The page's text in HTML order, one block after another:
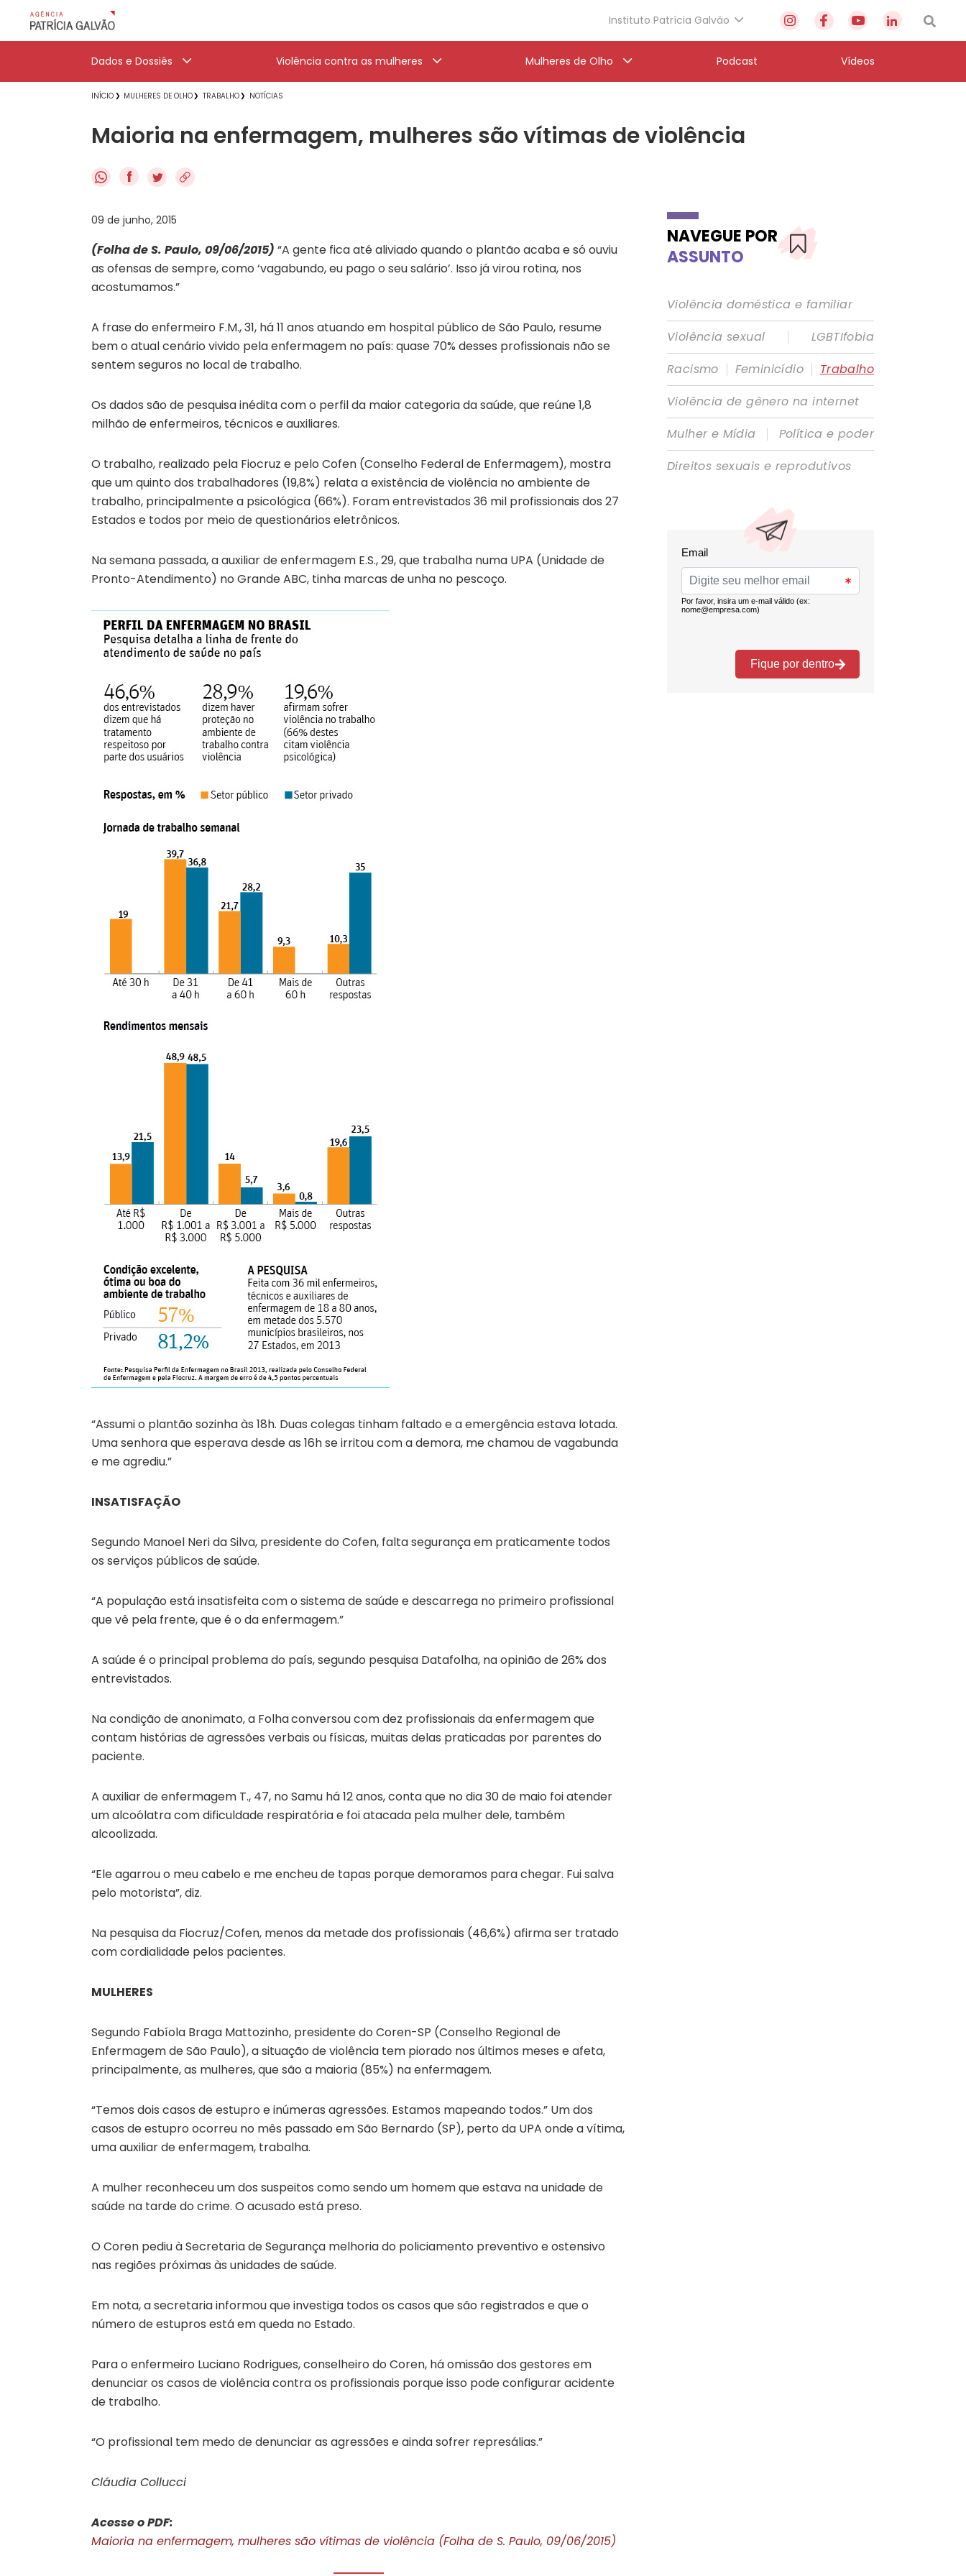
Instituto Patrícia Galvão
Dados e Dossiês Violência contra as mulheres Mulheres de Olho Podcast Vídeos
INÍCIO MULHERES DE OLHO TRABALHO NOTÍCIAS
Maioria na enfermagem, mulheres são vítimas de violência
f
09 de junho, 2015
(Folha de S. Paulo, 09/06/2015) “A gente fica até aliviado quando o plantão acaba e só ouviu
as ofensas de sempre, como ‘vagabundo, eu pago o seu salário’. Isso já virou rotina, nos
acostumamos.”
A frase do enfermeiro F.M., 31, há 11 anos atuando em hospital público de São Paulo, resume
bem o atual cenário vivido pela enfermagem no país: quase 70% desses profissionais não se
sentem seguros no local de trabalho.
Os dados são de pesquisa inédita com o perfil da maior categoria da saúde, que reúne 1,8
milhão de enfermeiros, técnicos e auxiliares.
O trabalho, realizado pela Fiocruz e pelo Cofen (Conselho Federal de Enfermagem), mostra
que um quinto dos trabalhadores (19,8%) relata a existência de violência no ambiente de
trabalho, principalmente a psicológica (66%). Foram entrevistados 36 mil profissionais dos 27
Estados e todos por meio de questionários eletrônicos.
Na semana passada, a auxiliar de enfermagem E.S., 29, que trabalha numa UPA (Unidade de
Pronto-Atendimento) no Grande ABC, tinha marcas de unha no pescoço.
“Assumi o plantão sozinha às 18h. Duas colegas tinham faltado e a emergência estava lotada.
Uma senhora que esperava desde as 16h se irritou com a demora, me chamou de vagabunda
e me agrediu.”
INSATISFAÇÃO
Segundo Manoel Neri da Silva, presidente do Cofen, falta segurança em praticamente todos
os serviços públicos de saúde.
“A população está insatisfeita com o sistema de saúde e descarrega no primeiro profissional
que vê pela frente, que é o da enfermagem.”
A saúde é o principal problema do país, segundo pesquisa Datafolha, na opinião de 26% dos
entrevistados.
Na condição de anonimato, a Folhaconversou com dez profissionais da enfermagem que
contam histórias de agressões verbais ou físicas, muitas delas praticadas por parentes do
paciente.
A auxiliar de enfermagem T., 47, no Samu há 12 anos, conta que no dia 30 de maio foi atender
um alcoólatra com dificuldade respiratória e foi atacada pela mulher dele, também
alcoolizada.
“Ele agarrou o meu cabelo e me encheu de tapas porque demoramos para chegar. Fui salva
pelo motorista”, diz.
Na pesquisa da Fiocruz/Cofen, menos da metade dos profissionais (46,6%) afirma ser tratado
com cordialidade pelos pacientes.
MULHERES
Segundo Fabíola Braga Mattozinho, presidente do Coren-SP (Conselho Regional de
Enfermagem de São Paulo), a situação de violência tem piorado nos últimos meses e afeta,
principalmente, as mulheres, que são a maioria (85%) na enfermagem.
“Temos dois casos de estupro e inúmeras agressões. Estamos mapeando todos.” Um dos
casos de estupro ocorreu no mês passado em São Bernardo (SP), perto da UPA onde a vítima,
uma auxiliar de enfermagem, trabalha.
A mulher reconheceu um dos suspeitos como sendo um homem que estava na unidade de
saúde na tarde do crime. O acusado está preso.
O Coren pediu à Secretaria de Segurança melhoria do policiamento preventivo e ostensivo
nas regiões próximas às unidades de saúde.
Em nota, a secretaria informou que investiga todos os casos que são registrados e que o
número de estupros está em queda no Estado.
Para o enfermeiro Luciano Rodrigues, conselheiro do Coren, há omissão dos gestores em
denunciar os casos de violência contra os profissionais porque isso pode configurar acidente
de trabalho.
“O profissional tem medo de denunciar as agressões e ainda sofrer represálias.”
Cláudia Collucci
Acesse o PDF:
Maioria na enfermagem, mulheres são vítimas de violência (Folha de S. Paulo, 09/06/2015)
NAVEGUE POR
ASSUNTO
Violência doméstica e familiar
Violência sexual
|
LGBTIfobia
Racismo | Feminicídio | Trabalho
Violência de gênero na internet
Mulher e Mídia
|
Política e poder
Direitos sexuais e reprodutivos